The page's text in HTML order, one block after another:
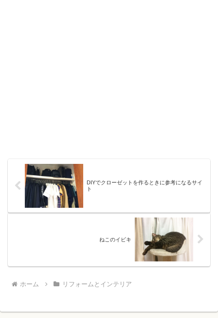
DIYでクローゼットを作るときに参考になるサイ
ト
ねこのイビキ
ホーム リフォームとインテリア